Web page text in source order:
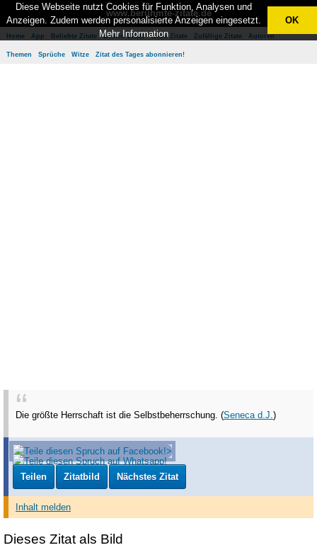
www.berühmte-zitate.de
Home App Beliebte Zitate Besten Zitate Neue Zitate Zufällige Zitate Autoren
Themen Sprüche Witze Zitat des Tages abonnieren!
Die größte Herrschaft ist die Selbstbeherrschung. (Seneca d.J.)
Teilen Zitatbild Nächstes Zitat
Inhalt melden
Dieses Zitat als Bild
Diese Webseite nutzt Cookies für Funktion, Analysen und
Anzeigen. Zudem werden personalisierte Anzeigen eingesetzt.
Mehr Information
OK